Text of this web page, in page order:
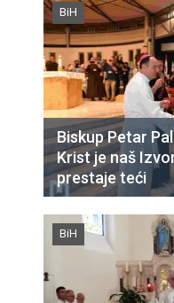
BiH
Biskup Petar
Krist je naš
prestaje teći
BiH